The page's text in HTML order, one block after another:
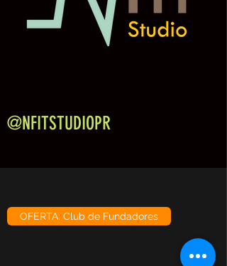
@NFITSTUDIOPR
OFERTA: Club de Fundadores